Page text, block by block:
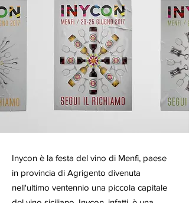
Inycon è la festa del vino di Menfi, paese
in provincia di Agrigento divenuta
nell'ultimo ventennio una piccola capitale